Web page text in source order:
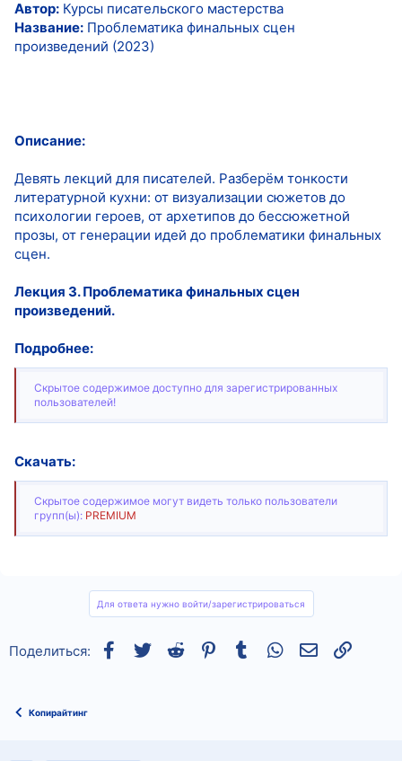
Автор: Курсы писательского мастерства
Название: Проблематика финальных сцен
произведений (2023)
Описание:
Девять лекций для писателей. Разберём тонкости
литературной кухни: от визуализации сюжетов до
психологии героев, от архетипов до бессюжетной
прозы, от генерации идей до проблематики финальных
сцен.
Лекция 3. Проблематика финальных сцен
произведений.
Подробнее:
Скрытое содержимое доступно для зарегистрированных
пользователей!
Скачать:
Скрытое содержимое могут видеть только пользователи
групп(ы): PREMIUM
Для ответа нужно войти/зарегистрироваться
Поделиться: Facebook
TwitterReddit Pinterest
Tumblr WhatsAppСсылка
Копирайтинг